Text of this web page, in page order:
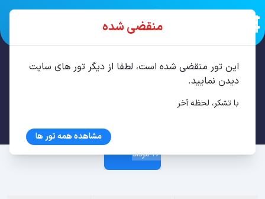
26 مرداد
منقضی شده
این تور منقضی شده است، لطفا از دیگر تور های سایت
دیدن نمایید.
با تشکر، لحظه آخر
مشاهده همه تور ها